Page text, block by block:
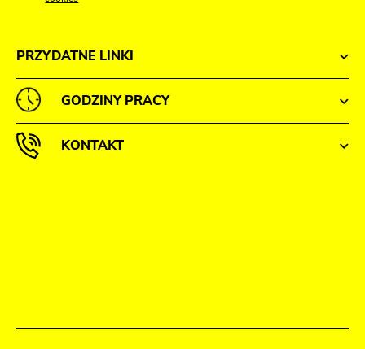
PRZYDATNE LINKI
GODZINY PRACY
KONTAKT